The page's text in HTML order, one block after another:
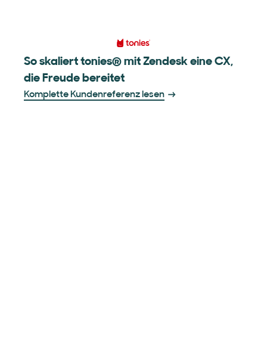
So skaliert tonies® mit Zendesk eine CX,
die Freude bereitet
Komplette Kundenreferenz lesen